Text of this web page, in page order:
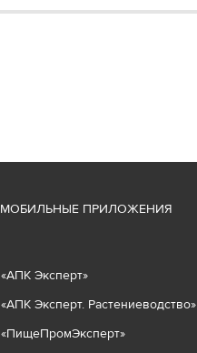
МОБИЛЬНЫЕ ПРИЛОЖЕНИЯ
«АПК Эксперт»
«АПК Эксперт. Растениеводство»
«ПищеПромЭксперт»